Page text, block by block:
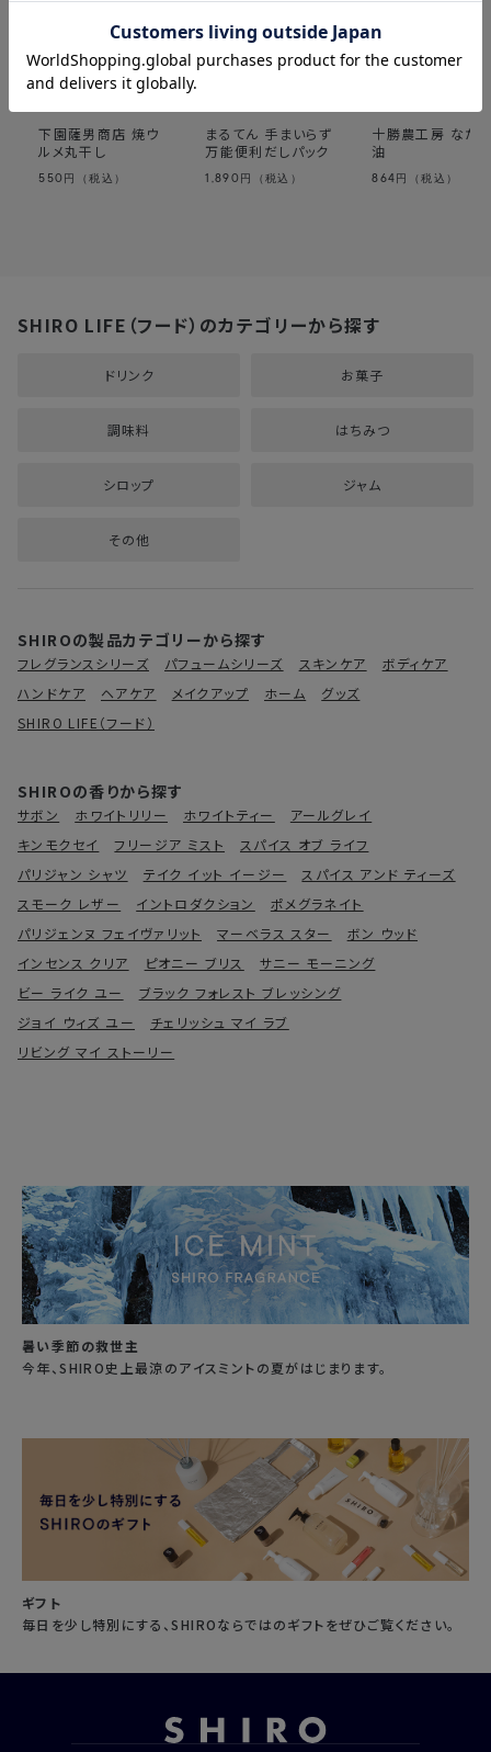
下園薩男商店 焼ウ
ルメ丸干し
550 円（税込）
まるてん 手まいらず
万能便利だしパック
1,890 円（税込）
十勝農工房 なた
油
864 円（税込）
SHIRO LIFE（フード）のカテゴリーから探す
ドリンク お菓子
調味料 はちみつ
シロップ ジャム
その他
SHIROの製品カテゴリーから探す
フレグランスシリーズ パフュームシリーズ スキンケア
ボディケア
ハンドケア
ヘアケア メイクアップ ホーム
グッズ
SHIRO LIFE（フード）
SHIROの香りから探す
サボン ホワイトリリー ホワイトティー
アールグレイ
キンモクセイ
フリージア ミスト
スパイス オブ ライフ
パリジャン シャツ
テイク イット イージー
スパイス アンド ティーズ
スモーク レザー
イントロダクション
ポメグラネイト
パリジェンヌ フェイヴァリット
マーベラス スター
ボン ウッド
インセンス クリア
ピオニー ブリス
サニー モーニング
ビー ライク ユー
ブラック フォレスト ブレッシング
ジョイ ウィズ ユー
チェリッシュ マイ ラブ
リビング マイ ストーリー
暑い季節の救世主
今年、SHIRO史上最涼のアイスミントの夏がはじまります。
ギフト
毎日を少し特別にする、SHIROならではのギフトをぜひご覧ください。